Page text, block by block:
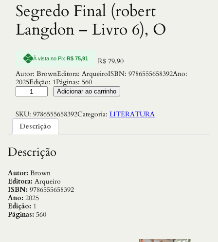
Segredo Final (robert
Langdon – Livro 6), O
À vista no Pix:R$ 75,91 R$ 79,90
Autor: BrownEditora: ArqueiroISBN: 9786555658392Ano:
2025Edição: 1Páginas: 560
e
r
F
i
a
l
(
r
o
b
Adicionar ao carrinho
SKU: 9786555658392Categoria: LITERATURA
Descrição
Descrição
Autor: Brown
Editora: Arqueiro
ISBN: 9786555658392
Ano: 2025
Edição: 1
Páginas: 560